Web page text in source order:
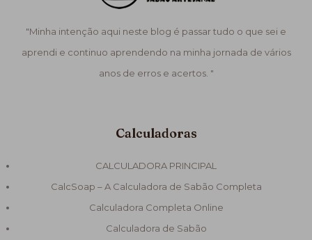
"Minha intenção aqui neste blog é passar tudo o que sei e
aprendi e continuo aprendendo na minha jornada de vários
anos de erros e acertos. "
Calculadoras
CALCULADORA PRINCIPAL
CalcSoap – A Calculadora de Sabão Completa
Calculadora Completa Online
Calculadora de Sabão